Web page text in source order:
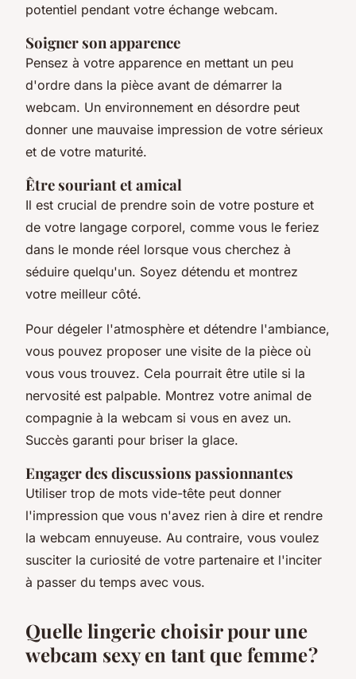
potentiel pendant votre échange webcam.
Soigner son apparence
Pensez à votre apparence en mettant un peu
d'ordre dans la pièce avant de démarrer la
webcam. Un environnement en désordre peut
donner une mauvaise impression de votre sérieux
et de votre maturité.
Être souriant et amical
Il est crucial de prendre soin de votre posture et
de votre langage corporel, comme vous le feriez
dans le monde réel lorsque vous cherchez à
séduire quelqu'un. Soyez détendu et montrez
votre meilleur côté.
Pour dégeler l'atmosphère et détendre l'ambiance,
vous pouvez proposer une visite de la pièce où
vous vous trouvez. Cela pourrait être utile si la
nervosité est palpable. Montrez votre animal de
compagnie à la webcam si vous en avez un.
Succès garanti pour briser la glace.
Engager des discussions passionnantes
Utiliser trop de mots vide-tête peut donner
l'impression que vous n'avez rien à dire et rendre
la webcam ennuyeuse. Au contraire, vous voulez
susciter la curiosité de votre partenaire et l'inciter
à passer du temps avec vous.
Quelle lingerie choisir pour une
webcam sexy en tant que femme ?